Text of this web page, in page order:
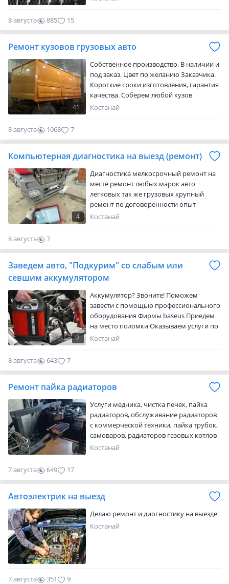
8 августа 885 15
Ремонт кузовов грузовых авто
41
Собственное производство. В наличии и
под заказ. Цвет по желанию Заказчика.
Короткие сроки изготовления, гарантия
качества. Соберем любой кузов
бортовой или самосвальный на а/м
Документальное переоборудование.
Наличный и безналичный расчет
Костанай
8 августа 1068 7
Компьютерная диагностика на выезд (ремонт)
4
Диагностика мелкосрочный ремонт на
месте ремонт любых марок авто
легковых так же грузовых крупный
ремонт по договоренности опыт
работы в сфере авто 5 лет так же авто
на выезд 8000тг (в черте города)
грузового авто 14000тг так же выезжаю
за город (автоэлектрик. Диганостика
н…
Костанай
8 августа
7
0
Заведем авто, "Подкурим" со слабым или
севшим аккумулятором
2
Аккумулятор? Звоните! Поможем
завести с помощью профессионального
оборудования Фирмы baseus Приедем
на место поломки Оказываем услуги по
запуску легковых (12 вольт) севшим или
Костанай
8 августа 643 7
Ремонт пайка радиаторов
1
Услуги медника, чистка печек, пайка
радиаторов, обслуживание радиаторов
с коммерческой техники, пайка трубок,
самоваров, радиаторов газовых котлов
и холодильного оборудования. С 10 до 5
Костанай
7 августа 649 17
Автоэлектрик на выезд
3
Делаю ремонт и диогностику на выезде
Костанай
7 августа 351 9